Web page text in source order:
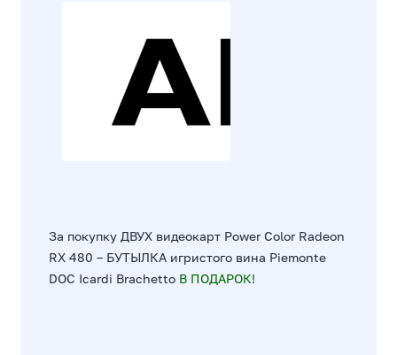
За покупку ДВУХ видеокарт Power Color Radeon
RX 480 – БУТЫЛКА игристого вина Piemonte
DOC Icardi Brachetto В ПОДАРОК!